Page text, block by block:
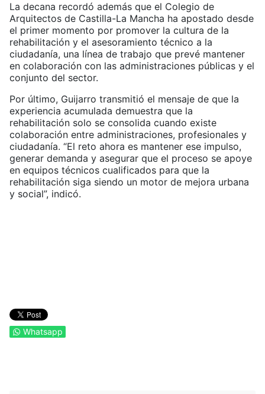
La decana recordó además que el Colegio de
Arquitectos de Castilla-La Mancha ha apostado desde
el primer momento por promover la cultura de la
rehabilitación y el asesoramiento técnico a la
ciudadanía, una línea de trabajo que prevé mantener
en colaboración con las administraciones públicas y el
conjunto del sector.
Por último, Guijarro transmitió el mensaje de que la
experiencia acumulada demuestra que la
rehabilitación solo se consolida cuando existe
colaboración entre administraciones, profesionales y
ciudadanía. “El reto ahora es mantener ese impulso,
generar demanda y asegurar que el proceso se apoye
en equipos técnicos cualificados para que la
rehabilitación siga siendo un motor de mejora urbana
y social”, indicó.
Whatsapp